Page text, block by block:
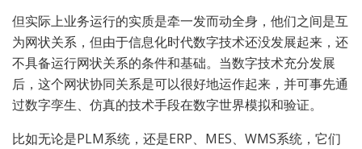
但实际上业务运行的实质是牵一发而动全身，他们之间是互
为网状关系，但由于信息化时代数字技术还没发展起来，还
不具备运行网状关系的条件和基础。当数字技术充分发展
后，这个网状协同关系是可以很好地运作起来，并可事先通
过数字孪生、仿真的技术手段在数字世界模拟和验证。
比如无论是PLM系统，还是ERP、MES、WMS系统，它们